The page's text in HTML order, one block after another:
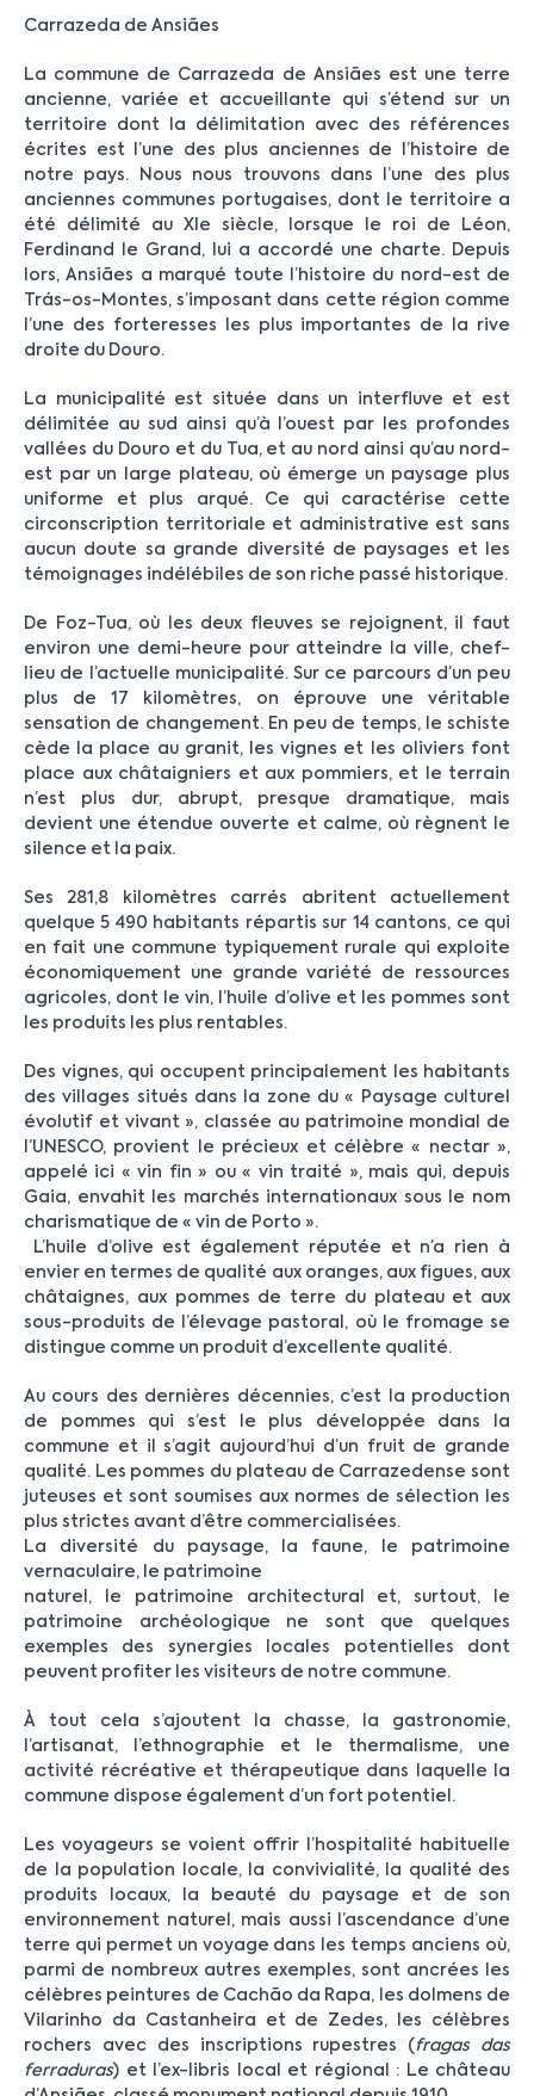
Carrazeda de Ansiães
La commune de Carrazeda de Ansiães est une terre
ancienne, variée et accueillante qui s’étend sur un
territoire dont la délimitation avec des références
écrites est l’une des plus anciennes de l’histoire de
notre pays. Nous nous trouvons dans l’une des plus
anciennes communes portugaises, dont le territoire a
été délimité au XIe siècle, lorsque le roi de Léon,
Ferdinand le Grand, lui a accordé une charte. Depuis
lors, Ansiães a marqué toute l’histoire du nord-est de
Trás-os-Montes, s’imposant dans cette région comme
l’une des forteresses les plus importantes de la rive
droite du Douro.
La municipalité est située dans un interfluve et est
délimitée au sud ainsi qu’à l’ouest par les profondes
vallées du Douro et du Tua, et au nord ainsi qu’au nord-
est par un large plateau, où émerge un paysage plus
uniforme et plus arqué. Ce qui caractérise cette
circonscription territoriale et administrative est sans
aucun doute sa grande diversité de paysages et les
témoignages indélébiles de son riche passé historique.
De Foz-Tua, où les deux fleuves se rejoignent, il faut
environ une demi-heure pour atteindre la ville, chef-
lieu de l’actuelle municipalité. Sur ce parcours d’un peu
plus de 17 kilomètres, on éprouve une véritable
sensation de changement. En peu de temps, le schiste
cède la place au granit, les vignes et les oliviers font
place aux châtaigniers et aux pommiers, et le terrain
n’est plus dur, abrupt, presque dramatique, mais
devient une étendue ouverte et calme, où règnent le
silence et la paix.
Ses 281,8 kilomètres carrés abritent actuellement
quelque 5 490 habitants répartis sur 14 cantons, ce qui
en fait une commune typiquement rurale qui exploite
économiquement une grande variété de ressources
agricoles, dont le vin, l’huile d’olive et les pommes sont
les produits les plus rentables.
Des vignes, qui occupent principalement les habitants
des villages situés dans la zone du « Paysage culturel
évolutif et vivant », classée au patrimoine mondial de
l’UNESCO, provient le précieux et célèbre « nectar »,
appelé ici « vin fin » ou « vin traité », mais qui, depuis
Gaia, envahit les marchés internationaux sous le nom
charismatique de « vin de Porto ».
L’huile d’olive est également réputée et n’a rien à
envier en termes de qualité aux oranges, aux figues, aux
châtaignes, aux pommes de terre du plateau et aux
sous-produits de l’élevage pastoral, où le fromage se
distingue comme un produit d’excellente qualité.
Au cours des dernières décennies, c’est la production
de pommes qui s’est le plus développée dans la
commune et il s’agit aujourd’hui d’un fruit de grande
qualité. Les pommes du plateau de Carrazedense sont
juteuses et sont soumises aux normes de sélection les
plus strictes avant d’être commercialisées.
La diversité du paysage, la faune, le patrimoine
vernaculaire, le patrimoine
naturel, le patrimoine architectural et, surtout, le
patrimoine archéologique ne sont que quelques
exemples des synergies locales potentielles dont
peuvent profiter les visiteurs de notre commune.
À tout cela s’ajoutent la chasse, la gastronomie,
l’artisanat, l’ethnographie et le thermalisme, une
activité récréative et thérapeutique dans laquelle la
commune dispose également d’un fort potentiel.
Les voyageurs se voient offrir l’hospitalité habituelle
de la population locale, la convivialité, la qualité des
produits locaux, la beauté du paysage et de son
environnement naturel, mais aussi l’ascendance d’une
terre qui permet un voyage dans les temps anciens où,
parmi de nombreux autres exemples, sont ancrées les
célèbres peintures de Cachão da Rapa, les dolmens de
Vilarinho da Castanheira et de Zedes, les célèbres
rochers avec des inscriptions rupestres ( fragas das
ferraduras) et l’ex-libris local et régional : Le château